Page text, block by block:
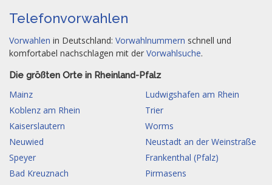
Telefonvorwahlen
Vorwahlen in Deutschland: Vorwahlnummern schnell und
komfortabel nachschlagen mit der Vorwahlsuche.
Die größten Orte in Rheinland-Pfalz
Mainz
Ludwigshafen am Rhein
Koblenz am Rhein
Trier
Kaiserslautern
Worms
Neuwied
Neustadt an der Weinstraße
Speyer
Frankenthal (Pfalz)
Bad Kreuznach
Pirmasens